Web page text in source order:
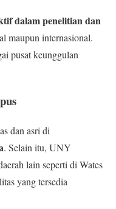
dalam penelitian dan
maupun internasional.
pusat keunggulan
dan asri di
. Selain itu, UNY
lain seperti di Wates
yang tersedia